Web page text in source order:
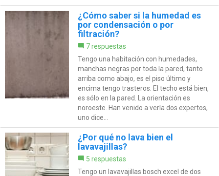
¿Cómo saber si la humedad es
por condensación o por
filtración?
7 respuestas
Tengo una habitación con humedades,
manchas negras por toda la pared, tanto
arriba como abajo, es el piso último y
encima tengo trasteros. El techo está bien,
es sólo en la pared. La orientación es
noroeste. Han venido a verla dos expertos,
uno dice...
¿Por qué no lava bien el
lavavajillas?
5 respuestas
Tengo un lavavajillas bosch excel de dos